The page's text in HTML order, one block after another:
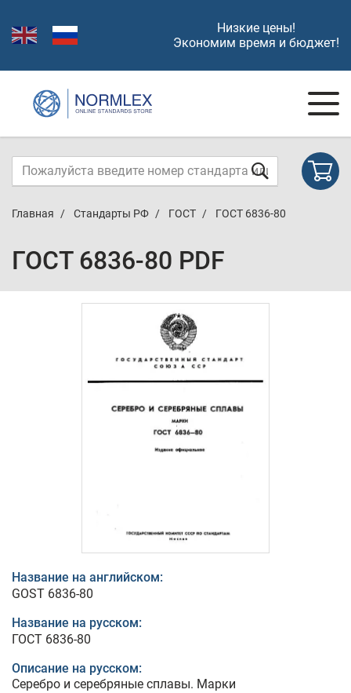
Низкие цены!
Экономим время и бюджет!
Главная Стандарты РФ ГОСТ ГОСТ 6836-80
ГОСТ 6836-80 PDF
Название на английском:
GOST 6836-80
Название на русском:
ГОСТ 6836-80
Описание на русском:
Серебро и серебряные сплавы. Марки